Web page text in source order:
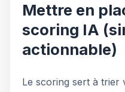
Mettre en
scoring IA
actionnable)
Le scoring sert à trier